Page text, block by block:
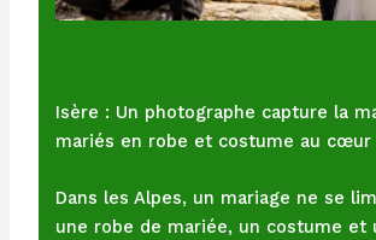
Isère : Un photographe capture la
mariés en robe et costume au cœur
Dans les Alpes, un mariage ne se
une robe de mariée, un costume et